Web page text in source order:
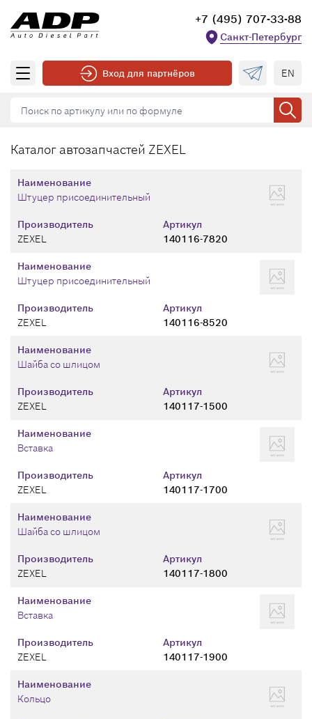
+7 (495) 707-33-88
Санкт-Петербург
Вход для партнёров EN
Каталог автозапчастей ZEXEL
Производитель
ZEXEL
Артикул
140116-7820
Наименование
Штуцер присоединительный
Производитель
ZEXEL
Артикул
140116-8520
Наименование
Штуцер присоединительный
Производитель
ZEXEL
Артикул
140117-1500
Наименование
Шайба со шлицом
Производитель
ZEXEL
Артикул
140117-1700
Наименование
Вставка
Производитель
ZEXEL
Артикул
140117-1800
Наименование
Шайба со шлицом
Производитель
ZEXEL
Артикул
140117-1900
Наименование
Вставка
Наименование
Кольцо